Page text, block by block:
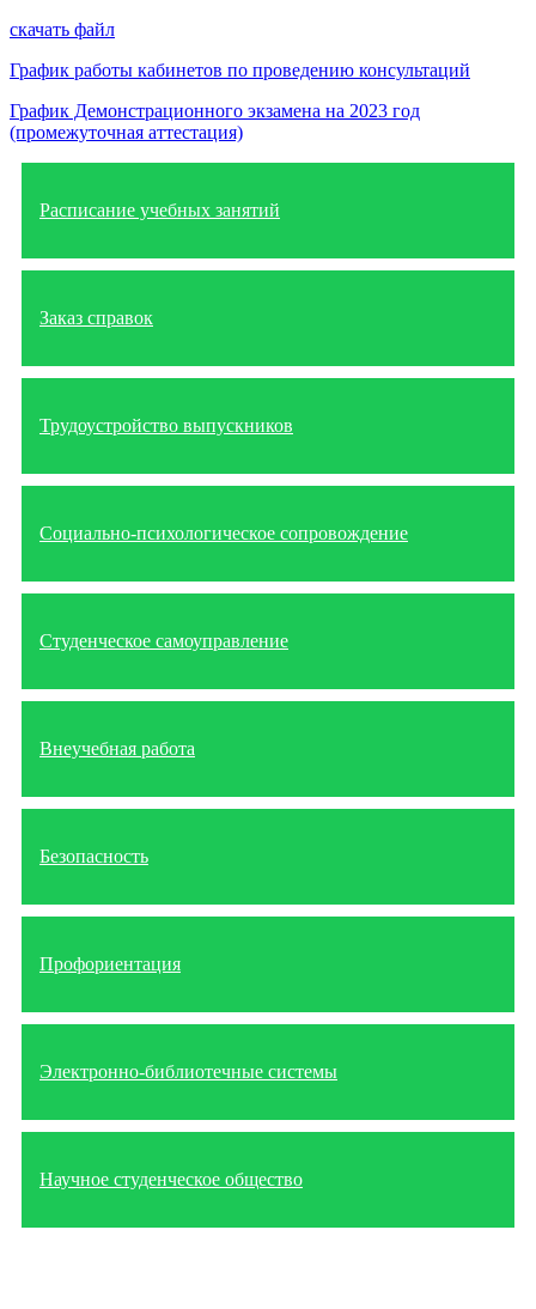
скачать файл
График работы кабинетов по проведению консультаций
График Демонстрационного экзамена на 2023 год
(промежуточная аттестация)
Расписание учебных занятий
Заказ справок
Трудоустройство выпускников
Социально-психологическое сопровождение
Студенческое самоуправление
Внеучебная работа
Безопасность
Профориентация
Электронно-библиотечные системы
Научное студенческое общество